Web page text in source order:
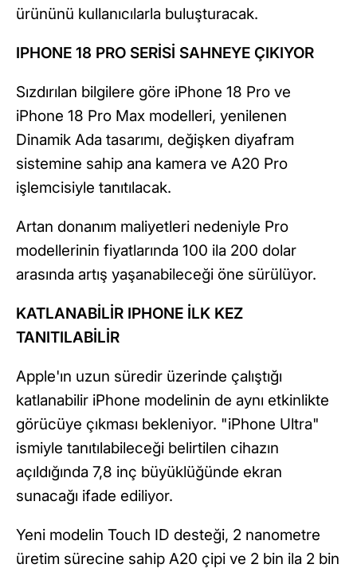
ürününü kullanıcılarla buluşturacak.
IPHONE 18 PRO SERİSİ SAHNEYE ÇIKIYOR
Sızdırılan bilgilere göre iPhone 18 Pro ve
iPhone 18 Pro Max modelleri, yenilenen
Dinamik Ada tasarımı, değişken diyafram
sistemine sahip ana kamera ve A20 Pro
işlemcisiyle tanıtılacak.
Artan donanım maliyetleri nedeniyle Pro
modellerinin fiyatlarında 100 ila 200 dolar
arasında artış yaşanabileceği öne sürülüyor.
KATLANABİLİR IPHONE İLK KEZ
TANITILABİLİR
Apple'ın uzun süredir üzerinde çalıştığı
katlanabilir iPhone modelinin de aynı etkinlikte
görücüye çıkması bekleniyor. "iPhone Ultra"
ismiyle tanıtılabileceği belirtilen cihazın
açıldığında 7,8 inç büyüklüğünde ekran
sunacağı ifade ediliyor.
Yeni modelin Touch ID desteği, 2 nanometre
üretim sürecine sahip A20 çipi ve 2 bin ila 2 bin